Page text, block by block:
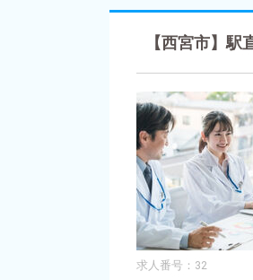
【西宮市】
求人番号：32